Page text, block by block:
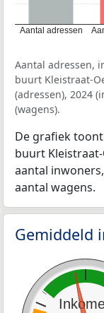
Aantal adressen
Aantal adressen,
buurt Kleistraat-
(adressen), 2024
(wagens).
De grafiek toont
buurt
aantal
aantal wagens.
Gemiddeld